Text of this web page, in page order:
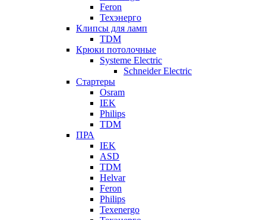
Feron
Техэнерго
Клипсы для ламп
TDM
Крюки потолочные
Systeme Electric
Schneider Electric
Стартеры
Osram
IEK
Philips
TDM
ПРА
IEK
ASD
TDM
Helvar
Feron
Philips
Texenergo